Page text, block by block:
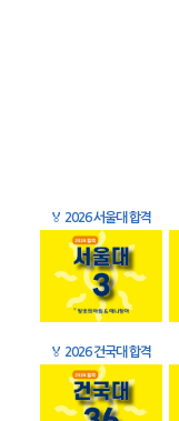
🏅 2026 서울대 합격
🏅 2026 건국대 합격